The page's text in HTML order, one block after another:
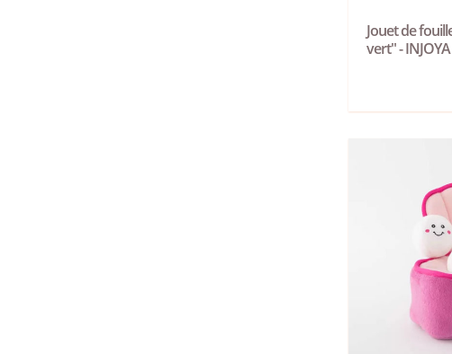
Jouet de
vert" - INJOYA